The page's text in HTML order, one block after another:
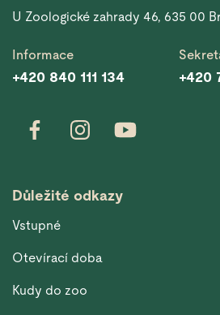
U Zoologické zahrady 46, 635 00
Informace
+420 840 111 134 +420
Důležité odkazy
Vstupné
Otevírací doba
Kudy do zoo